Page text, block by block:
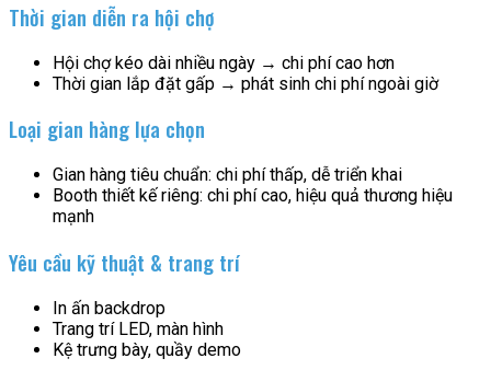
Thời gian diễn ra hội chợ
Hội chợ kéo dài nhiều ngày → chi phí cao hơn
Thời gian lắp đặt gấp → phát sinh chi phí ngoài giờ
Loại gian hàng lựa chọn
Gian hàng tiêu chuẩn: chi phí thấp, dễ triển khai
Booth thiết kế riêng: chi phí cao, hiệu quả thương hiệu
mạnh
Yêu cầu kỹ thuật & trang trí
In ấn backdrop
Trang trí LED, màn hình
Kệ trưng bày, quầy demo